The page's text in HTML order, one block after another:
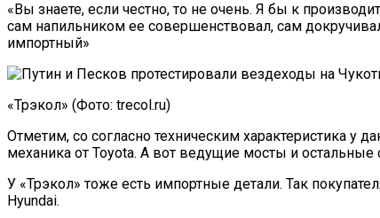
«Вы знаете, если честно, то не очень. Я бы к
сам напильником ее совершенствовал, сам
импортный»
«Трэкол» (Фото: trecol.ru)
Отметим, со согласно техническим характеристика у
механика от Toyota. А вот ведущие мосты и
У «Трэкол» тоже есть импортные детали. Так
Hyundai.